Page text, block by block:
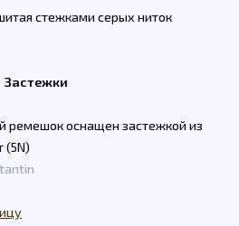
стежками серых ниток
Застежки
ремешок оснащен застежкой из
(5N)